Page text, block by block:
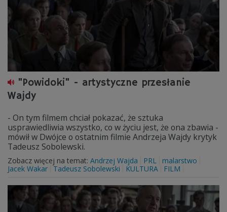
"Powidoki" - artystyczne przesłanie
Wajdy
- On tym filmem chciał pokazać, że sztuka
usprawiedliwia wszystko, co w życiu jest, że ona zbawia -
mówił w Dwójce o ostatnim filmie Andrzeja Wajdy krytyk
Tadeusz Sobolewski.
Zobacz więcej na temat: Andrzej Wajda PRL
malarstwo
Jacek Wakar Tadeusz Sobolewski KULTURA FILM